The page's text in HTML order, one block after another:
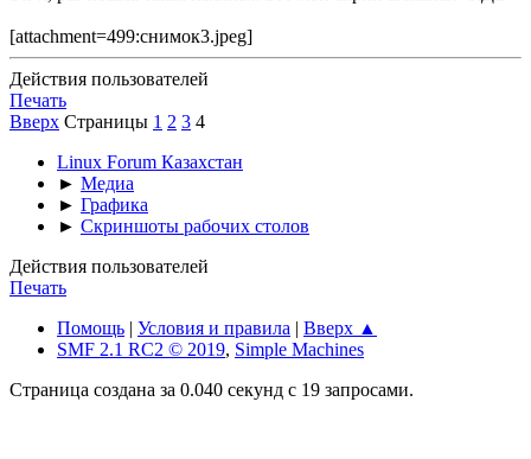
[attachment=499:снимок3.jpeg]
Действия пользователей
Печать
Вверх Страницы 1 2 3 4
Linux Forum Казахстан
► Медиа
► Графика
► Скриншоты рабочих столов
Действия пользователей
Печать
Помощь | Условия и правила | Вверх ▲
SMF 2.1 RC2 © 2019, Simple Machines
Страница создана за 0.040 секунд с 19 запросами.